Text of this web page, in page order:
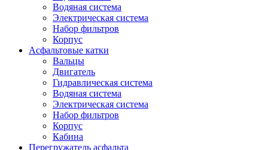
Водяная система
Электрическая система
Набор фильтров
Корпус
Асфальтовые катки
Вальцы
Двигатель
Гидравлическая система
Водяная система
Электрическая система
Набор фильтров
Корпус
Кабина
Перегружатель асфальта